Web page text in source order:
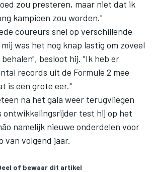
zou presteren, maar niet dat ik
kampioen zou worden."
coureurs snel op verschillende
was het nog knap lastig om zoveel
besloot hij. "Ik heb er
records uit de Formule 2 mee
is een grote eer."
na het gala weer terugvliegen
ontwikkelingsrijder test hij op het
namelijk nieuwe onderdelen voor
van volgend jaar.
of bewaar dit artikel